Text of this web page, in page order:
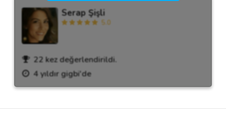
Serap Şişli
5.0
22 kez değerlendirildi.
4 yıldır gigbi'de